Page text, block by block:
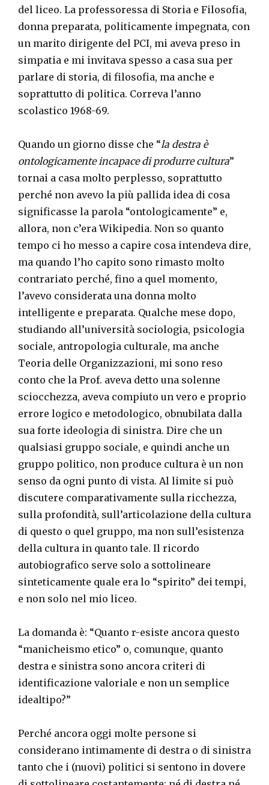
del liceo. La professoressa di Storia e Filosofia,
donna preparata, politicamente impegnata, con
un marito dirigente del PCI, mi aveva preso in
simpatia e mi invitava spesso a casa sua per
parlare di storia, di filosofia, ma anche e
soprattutto di politica. Correva l’anno
scolastico 1968-69.
Quando un giorno disse che “la destra è
ontologicamente incapace di produrre cultura”
tornai a casa molto perplesso, soprattutto
perché non avevo la più pallida idea di cosa
significasse la parola “ontologicamente” e,
allora, non c’era Wikipedia. Non so quanto
tempo ci ho messo a capire cosa intendeva dire,
ma quando l’ho capito sono rimasto molto
contrariato perché, fino a quel momento,
l’avevo considerata una donna molto
intelligente e preparata. Qualche mese dopo,
studiando all’università sociologia, psicologia
sociale, antropologia culturale, ma anche
Teoria delle Organizzazioni, mi sono reso
conto che la Prof. aveva detto una solenne
sciocchezza, aveva compiuto un vero e proprio
errore logico e metodologico, obnubilata dalla
sua forte ideologia di sinistra. Dire che un
qualsiasi gruppo sociale, e quindi anche un
gruppo politico, non produce cultura è un non
senso da ogni punto di vista. Al limite si può
discutere comparativamente sulla ricchezza,
sulla profondità, sull’articolazione della cultura
di questo o quel gruppo, ma non sull’esistenza
della cultura in quanto tale. Il ricordo
autobiografico serve solo a sottolineare
sinteticamente quale era lo “spirito” dei tempi,
e non solo nel mio liceo.
La domanda è: “Quanto r-esiste ancora questo
“manicheismo etico” o, comunque, quanto
destra e sinistra sono ancora criteri di
identificazione valoriale e non un semplice
idealtipo?”
Perché ancora oggi molte persone si
considerano intimamente di destra o di sinistra
tanto che i (nuovi) politici si sentono in dovere